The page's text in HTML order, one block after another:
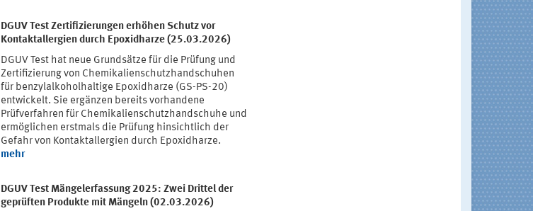
DGUV Test Zertifizierungen erhöhen Schutz vor
Kontaktallergien durch Epoxidharze (25.03.2026)
DGUV Test hat neue Grundsätze für die Prüfung und
Zertifizierung von Chemikalienschutzhandschuhen
für benzylalkoholhaltige Epoxidharze (GS-PS-20)
entwickelt. Sie ergänzen bereits vorhandene
Prüfverfahren für Chemikalienschutzhandschuhe und
ermöglichen erstmals die Prüfung hinsichtlich der
Gefahr von Kontaktallergien durch Epoxidharze.
mehr
DGUV Test Mängelerfassung 2025: Zwei Drittel der
geprüften Produkte mit Mängeln (02.03.2026)